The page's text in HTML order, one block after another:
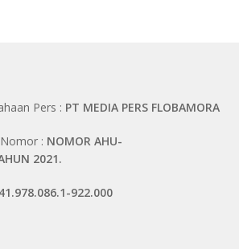
Pers : PT MEDIA PERS FLOBAMORA
: NOMOR AHU-
2021.
41.978.086.1-922.000